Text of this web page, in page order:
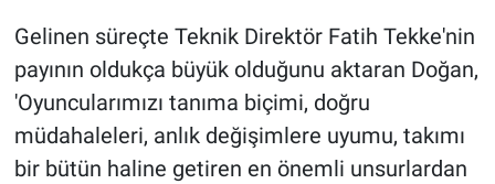
Gelinen süreçte Teknik Direktör Fatih Tekke'nin
payının oldukça büyük olduğunu aktaran Doğan,
'Oyuncularımızı tanıma biçimi, doğru
müdahaleleri, anlık değişimlere uyumu, takımı
bir bütün haline getiren en önemli unsurlardan